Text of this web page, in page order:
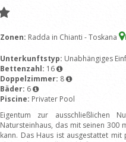
Zonen: Radda in Chianti - Toskana
Unterkunftstyp: Unabhängiges
Bettenzahl: 16
Doppelzimmer: 8
Bäder: 6
Piscine: Privater Pool
Eigentum zur ausschließlichen
Natursteinhaus, das mit seinen 300
kann. Das Haus ist ausgestattet mit